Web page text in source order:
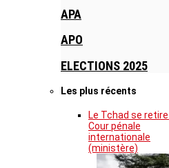
APA
APO
ELECTIONS 2025
Les plus récents
Le Tchad se
Cour pénale
internationale
(ministère)